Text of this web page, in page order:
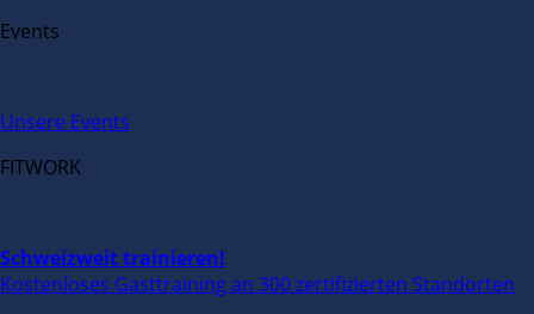
Events
Unsere Events
FITWORK
Schweizweit trainieren!
Kostenloses Gasttraining an 300 zertifizierten Standorten